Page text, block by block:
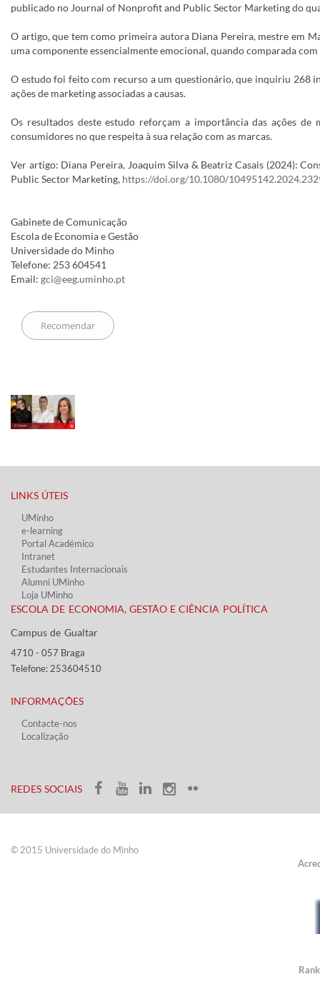
publicado no Journal of Nonprofit and Public Sector Marketing do
O artigo, que tem como primeira autora Diana Pereira, mestre em
uma componente essencialmente emocional, quando comparada
O estudo foi feito com recurso a um questionário, que inquiriu 268
ações de marketing associadas a causas.
Os resultados deste estudo reforçam a importância das ações
consumidores no que respeita à sua relação com as marcas.
Ver artigo: Diana Pereira, Joaquim Silva & Beatriz Casais (2024):
Public Sector Marketing, https://doi.org/10.1080/
Gabinete de Comunicação
Escola de Economia e Gestão
Universidade do Minho
Telefone: 253 604541
Email: gci@eeg.uminho.pt
LINKS ÚTEIS​
UMinho
e-learning
Portal Académico
Intranet
Estudantes Inter​​nacionais
Alumni UMinho
Loja UMinho
ESCOLA DE ECONOMIA, GESTÃO E CIÊNCIA POLÍTICA
Campus de Gualtar ​​
4710 - ​057 Braga
Telefone: 253604510​​
INFORMAÇÕES
Contacte-nos
Localização
​REDES SOCIAIS​​
© 2015 Universidade do ​Minho​​​